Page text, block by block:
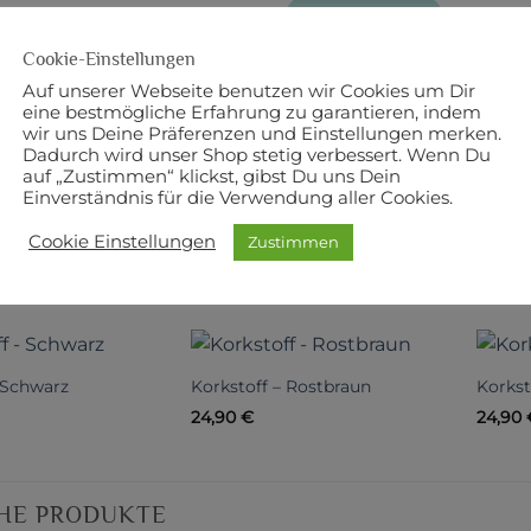
70 cm
dieses Stoffs ist aus Kork.
dieses Stoffs besteht aus 55 % Polyurethan, 29,5 %
Korkstoff – Rostbraun
24,90 €
24,90
PRODUKTE
Cookie-Einstellungen
Auf unserer Webseite benutzen wir Cookies um Dir
eine bestmögliche Erfahrung zu garantieren, indem
wir uns Deine Präferenzen und Einstellungen merken.
Dadurch wird unser Shop stetig verbessert. Wenn Du
auf „Zustimmen“ klickst, gibst Du uns Dein
Einverständnis für die Verwendung aller Cookies.
Cookie Einstellungen Zustimmen